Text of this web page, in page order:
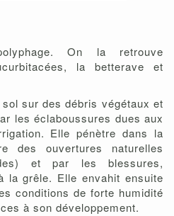
On la retrouve
la betterave et
sur des débris végétaux et
les éclaboussures dues aux
Elle pénètre dans la
des ouvertures naturelles
et par les blessures,
la grêle. Elle envahit ensuite
conditions de forte humidité
à son développement.